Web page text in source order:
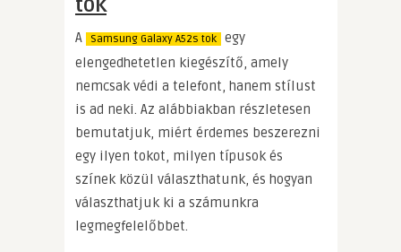
A Samsung Galaxy A52s tok egy
elengedhetetlen kiegészítő, amely
nemcsak védi a telefont, hanem stílust
is ad neki. Az alábbiakban részletesen
bemutatjuk, miért érdemes beszerezni
egy ilyen tokot, milyen típusok és
színek közül választhatunk, és hogyan
választhatjuk ki a számunkra
legmegfelelőbbet.